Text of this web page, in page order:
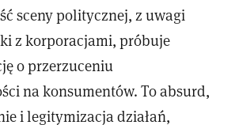
sceny politycznej, z uwagi
z korporacjami, próbuje
o przerzuceniu
na konsumentów. To absurd,
i legitymizacja działań,